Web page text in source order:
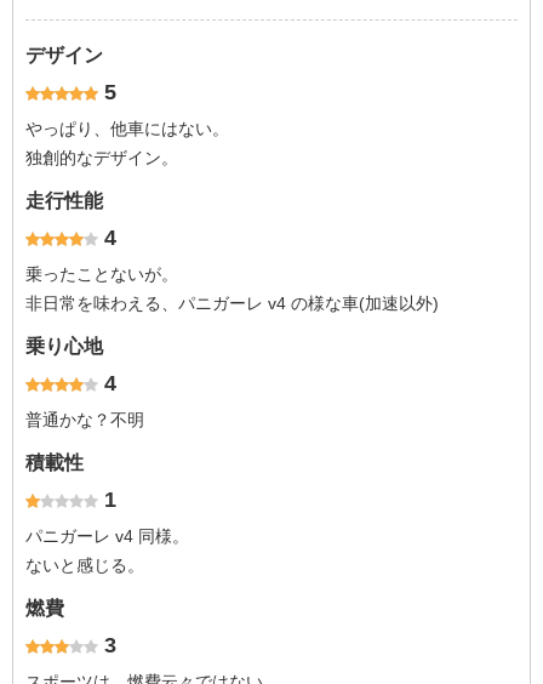
デザイン
5
やっぱり、他車にはない。
独創的なデザイン。
走行性能
4
乗ったことないが。
非日常を味わえる、パニガーレ v4 の様な車(加速以外)
乗り心地
4
普通かな？不明
積載性
1
パニガーレ v4 同様。
ないと感じる。
燃費
3